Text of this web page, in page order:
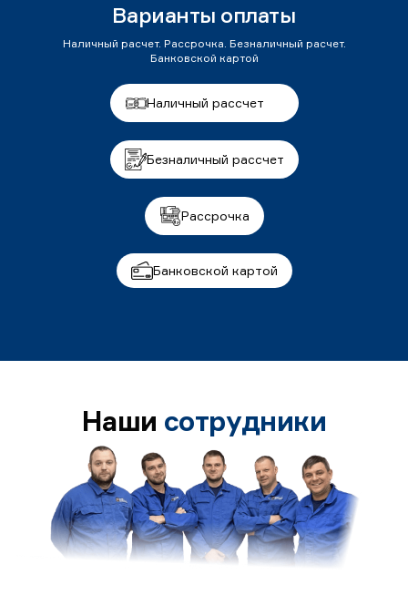
Варианты оплаты
Наличный расчет. Рассрочка. Безналичный расчет.
Банковской картой
Наличный рассчет
Безналичный рассчет
Рассрочка
Банковской картой
Наши сотрудники